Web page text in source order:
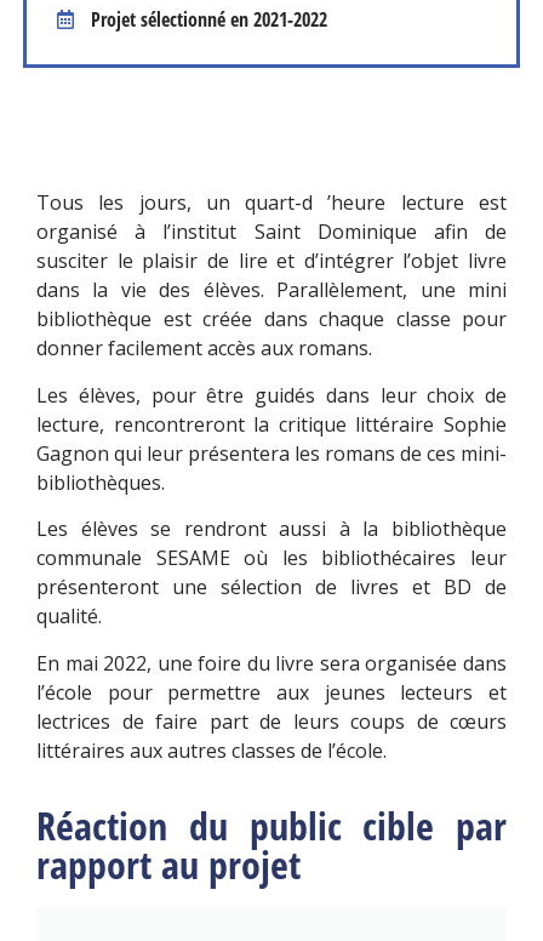
Projet sélectionné en2021-2022
Tous les jours, un quart-d ’heure lecture est
organisé à l’institut Saint Dominique afin de
susciter le plaisir de lire et d’intégrer l’objet livre
dans la vie des élèves. Parallèlement, une mini
bibliothèque est créée dans chaque classe pour
donner facilement accès aux romans.
Les élèves, pour être guidés dans leur choix de
lecture, rencontreront la critique littéraire Sophie
Gagnon qui leur présentera les romans de ces mini-
bibliothèques.
Les élèves se rendront aussi à la bibliothèque
communale SESAME où les bibliothécaires leur
présenteront une sélection de livres et BD de
qualité.
En mai 2022, une foire du livre sera organisée dans
l’école pour permettre aux jeunes lecteurs et
lectrices de faire part de leurs coups de cœurs
littéraires aux autres classes de l’école.
Réaction du public cible par
rapport au projet